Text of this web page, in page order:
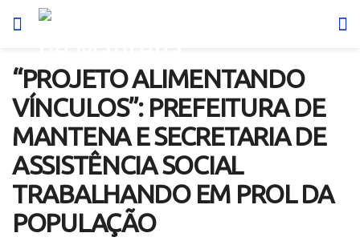
“PROJETO ALIMENTANDO
VÍNCULOS”: PREFEITURA DE
MANTENA E SECRETARIA DE
ASSISTÊNCIA SOCIAL
TRABALHANDO EM PROL DA
POPULAÇÃO